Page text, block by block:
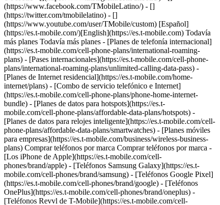
(https://www.facebook.com/TMobileLatino/) - []
(https://twitter.com/tmobilelatino) - []
(https://www.youtube.com/user/TMobile/custom) [Español]
(https://es.t-mobile.com/)[English](https://es.t-mobile.com) Todavía
más planes Todavía más planes - [Planes de telefonía internacional]
(https://es.t-mobile.com/cell-phone-plans/international-roaming-
plans) - [Pases internacionales](https://es.t-mobile.com/cell-phone-
plans/international-roaming-plans/unlimited-calling-data-pass) -
[Planes de Internet residencial](https://es.t-mobile.com/home-
internet/plans) - [Combo de servicio telefónico e Internet]
(https://es.t-mobile.com/cell-phone-plans/phone-home-internet-
bundle) - [Planes de datos para hotspots](https://es.t-
mobile.com/cell-phone-plans/affordable-data-plans/hotspots) -
[Planes de datos para relojes inteligente](https://es.t-mobile.com/cell-
phone-plans/affordable-data-plans/smartwatches) - [Planes móviles
para empresas](https://es.t-mobile.com/business/wireless-business-
plans) Comprar teléfonos por marca Comprar teléfonos por marca -
[Los iPhone de Apple](https://es.t-mobile.com/cell-
phones/brand/apple) - [Teléfonos Samsung Galaxy](https://es.t-
mobile.com/cell-phones/brand/samsung) - [Teléfonos Google Pixel]
(https://es.t-mobile.com/cell-phones/brand/google) - [Teléfonos
OnePlus](https://es.t-mobile.com/cell-phones/brand/oneplus) -
[Teléfonos Revvl de T-Mobile](https://es.t-mobile.com/cell-